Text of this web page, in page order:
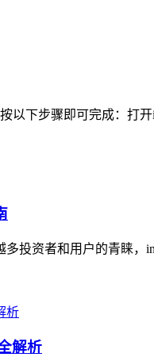
以下步骤即可完成：打
投资者和用户的青睐
解析